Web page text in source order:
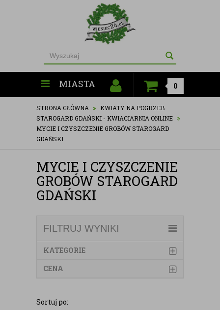
MIASTA 0
STRONA GŁÓWNA
KWIATY NA POGRZEB
STAROGARD GDAŃSKI - KWIACIARNIA ONLINE
MYCIE I CZYSZCZENIE GROBÓW STAROGARD
GDAŃSKI
MYCIE I CZYSZCZENIE
GROBÓW STAROGARD
GDAŃSKI
FILTRUJ WYNIKI
KATEGORIE
CENA
Sortuj po: